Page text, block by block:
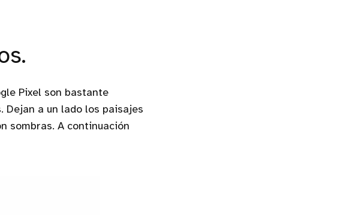
Pixel son bastante
a un lado los paisajes
sombras. A continuación